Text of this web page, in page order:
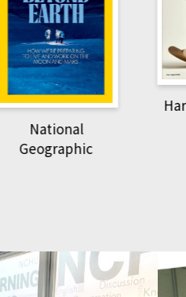
Harvard Business
Review
萌